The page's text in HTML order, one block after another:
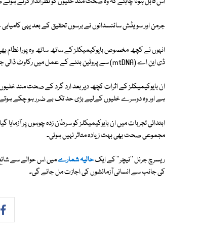
جرمن اور سویڈش سائنسدانوں نے برسوں تحقیق کے بعد یہی
انہوں نے کچھ مخصوص بایوکیمیکلز کے ساتھ ساتھ وہ پورا
ڈی این اے (mtDNA) سے پروٹین بننے کے عمل میں رکاوٹ ڈالی جاتی ہے اور یوں مائٹوکونڈریا کو ناکارہ بنایا جاتا ہے۔
ان بایوکیمیکلز کے اثرات کچھ دیر بعد ارد گرد کے صحت مند
ہے اور وہ دوسرے خلیوں کےلیے بڑی حد تک بے ضرر ہو چکے
ابتدائی تجربات میں ان بایوکیمیکلز کو سرطان زدہ چوہوں پر
مجموعی صحت بھی بہت زیادہ متاثر نہیں ہوئی۔
ریسرچ جرنل ''نیچر'' کے ایکحالیہ شمارےمیں اس حوالے سے
کی جانب سے انسانی آزمائشوں کی اجازت مل جائے گی۔